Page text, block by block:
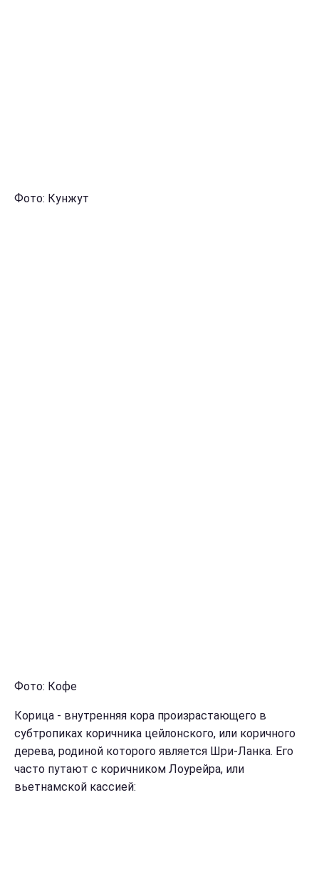
Фото: Кунжут
Фото: Кофе
Корица - внутренняя кора произрастающего в
субтропиках коричника цейлонского, или коричного
дерева, родиной которого является Шри-Ланка. Его
часто путают с коричником Лоурейра, или
вьетнамской кассией: